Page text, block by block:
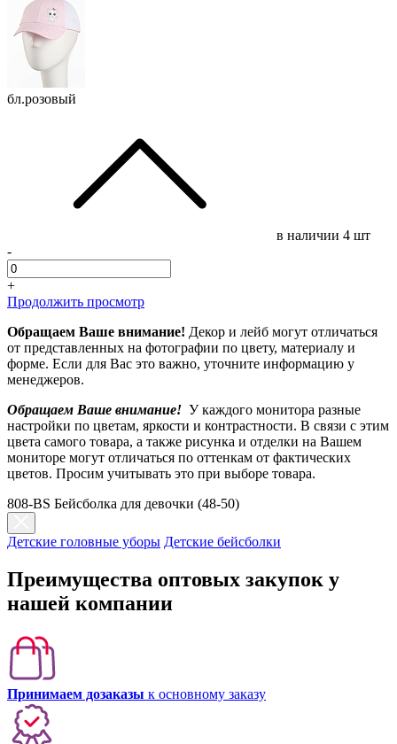
бл.розовый
в наличии 4 шт
-
+
Продолжить просмотр
Обращаем Ваше внимание! Декор и лейб могут отличаться
от представленных на фотографии по цвету, материалу и
форме. Если для Вас это важно, уточните информацию у
менеджеров.
Обращаем Ваше внимание! У каждого монитора разные
настройки по цветам, яркости и контрастности. В связи с этим
цвета самого товара, а также рисунка и отделки на Вашем
мониторе могут отличаться по оттенкам от фактических
цветов. Просим учитывать это при выборе товара.
808-BS Бейсболка для девочки (48-50)
Детские головные уборы Детские бейсболки
Преимущества оптовых закупок у
нашей компании
Принимаем дозаказы к основному заказу